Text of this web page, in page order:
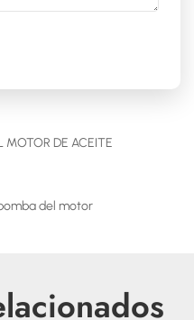
MOTOR DE ACEITE
del motor